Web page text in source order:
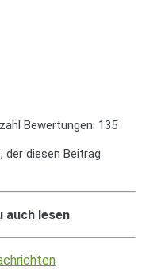
Bewertungen: 135
der diesen Beitrag
auch lesen